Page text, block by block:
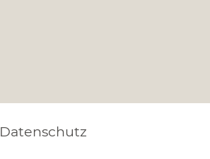
Datenschutz